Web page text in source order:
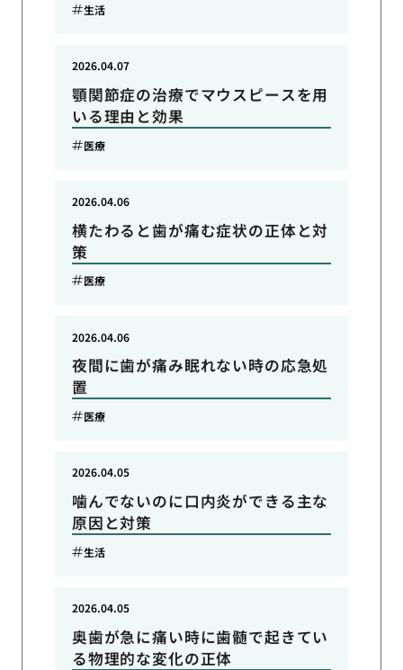
生活
顎関節症の治療でマウスピースを用
いる理由と効果
2026.04.07
医療
横たわると歯が痛む症状の正体と対
策
2026.04.06
医療
夜間に歯が痛み眠れない時の応急処
置
2026.04.06
医療
噛んでないのに口内炎ができる主な
原因と対策
2026.04.05
生活
奥歯が急に痛い時に歯髄で起きてい
る物理的な変化の正体
2026.04.05